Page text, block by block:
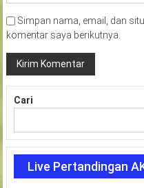
Simpan nama, email, dan
komentar saya berikutnya.
Cari
Live Pertandingan